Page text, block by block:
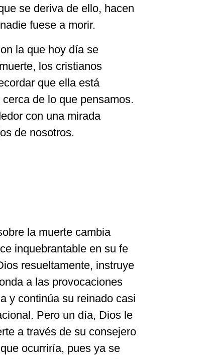
se deriva de ello, hacen
fuese a morir.
la que hoy día se
los cristianos
que ella está
de lo que pensamos.
con una mirada
de nosotros.
la muerte cambia
inquebrantable en su fe
resueltamente, instruye
a las provocaciones
y continúa su reinado casi
Pero un día, Dios le
a través de su consejero
ocurriría, pues ya se